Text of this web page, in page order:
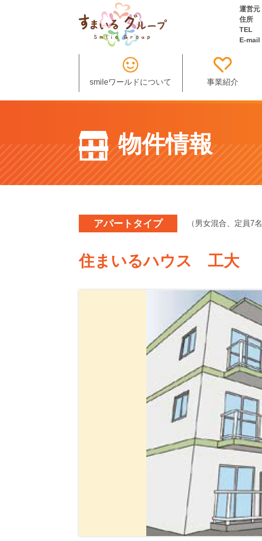
運営元
住所
TEL
E-mail
smileワールドについて 事業紹介
物件情報
アパートタイプ （男女混合、 定員7名
住まいるハウス 工大